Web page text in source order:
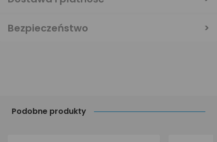
Podobne produkty
Bezpieczeństwo